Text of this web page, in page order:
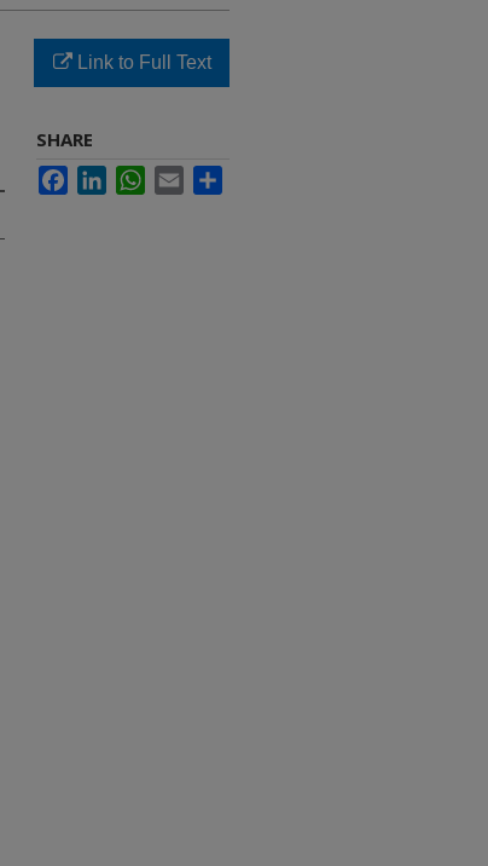
Link to Full Text
SHARE
FacebookLinkedInWhatsApp
Email